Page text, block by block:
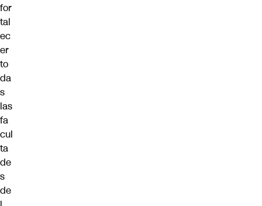
for
tal
ec
er
to
da
s
las
fa
cul
ta
de
s
de